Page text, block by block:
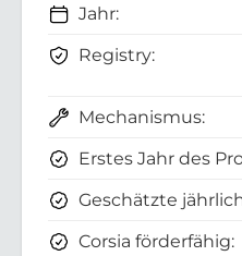
Jahr:
Registry:
Mechanismus:
Erstes Jahr des
Geschätzte
Corsia förderfähig: